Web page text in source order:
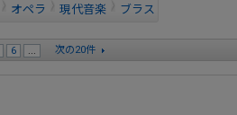
オペラ 現代音楽 ブラス
6 ... 次の20件